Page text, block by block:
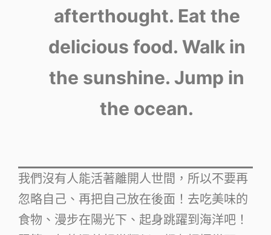
afterthought. Eat the
delicious food. Walk in
the sunshine. Jump in
the ocean.
我們沒有人能活著離開人世間，所以不要再
忽略自己、再把自己放在後面！去吃美味的
食物、漫步在陽光下、起身跳躍到海洋吧！